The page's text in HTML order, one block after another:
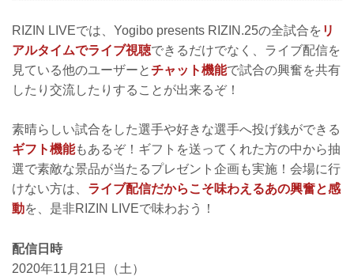
RIZIN LIVEでは、Yogibo presents RIZIN.25の全試合を リ
アルタイムでライブ視聴できるだけでなく、ライブ配信を
見ている他のユーザーとチャット機能で試合の興奮を共有
したり交流したりすることが出来るぞ！
素晴らしい試合をした選手や好きな選手へ投げ銭ができる
ギフト機能もあるぞ！ギフトを送ってくれた方の中から抽
選で素敵な景品が当たるプレゼント企画も実施！会場に行
けない方は、 ライブ配信だからこそ味わえるあの興奮と感
動を、是非RIZIN LIVEで味わおう！
配信日時
2020年11月21日（土）